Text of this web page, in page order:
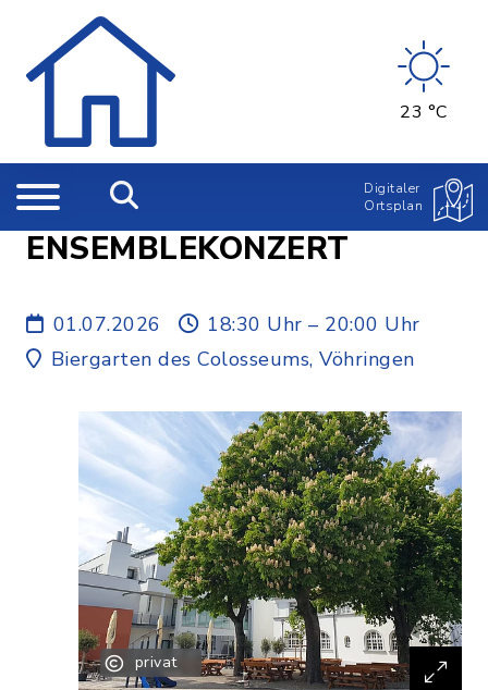
23 °C
Digitaler
Ortsplan
ENSEMBLEKONZERT
01.07.2026
18:30 Uhr – 20:00 Uhr
Biergarten des Colosseums, Vöhringen
privat